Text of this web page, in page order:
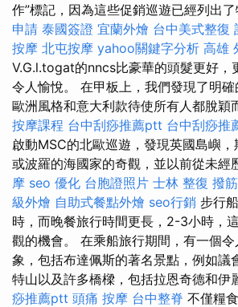
作”標記，因為這些促銷巡遊已經列出了
申請 泰國簽證 宜蘭外燴 台中美式整復
按摩 北屯按摩 yahoo關鍵字分析 高雄
V.G.l.togat的nncs比豪華的頭髮更好，
令人愉悅。 在甲板上，我們發現了明
歐洲風格和意大利款待使所有人都脫穎
按摩課程 台中刮痧推薦ptt 台中刮痧推
啟動MSC的北歐巡遊，發現英國島嶼
或波羅的海國家的奇觀，並以前從未經
摩 seo 優化 台胞證照片 士林 整復 撥
級外燴 自助式餐點外燴 seo行銷 步行
時，而晚餐旅行時間更長，2-3小時，
觀的機會。 在乘船旅行期間，有一個
象，包括布達佩斯的著名景點，例如議
特山以及許多橋樑，包括拉恩奇德和伊
痧推薦ptt 頭痛 按摩 台中整脊 不僅糧